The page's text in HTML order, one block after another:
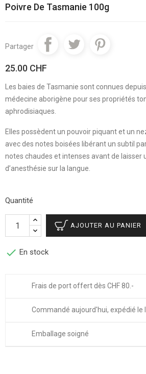
Poivre De Tasmanie 100g
Partager
25.00 CHF
Les baies de Tasmanie sont connues
médecine aborigène pour ses propriétés
aphrodisiaques.
Elles possèdent un pouvoir piquant et un
avec des notes boisées libérant un subtil
notes chaudes et intenses avant de laisser
d’anesthésie sur la langue.
Quantité
AJOUTER AU PANIER
 En stock
Frais de port offert dès CHF 80.-
Commandé aujourd'hui, expédié le
Emballage soigné